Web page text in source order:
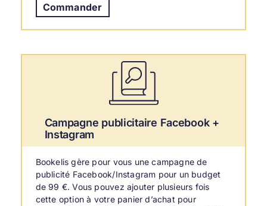
Commander
Campagne publicitaire Facebook +
Instagram
Bookelis gère pour vous une campagne de
publicité Facebook/Instagram pour un budget
de 99 €. Vous pouvez ajouter plusieurs fois
cette option à votre panier d’achat pour